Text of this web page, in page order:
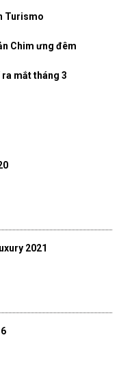
Turismo
Chim ưng đêm
mắt tháng 3
2021